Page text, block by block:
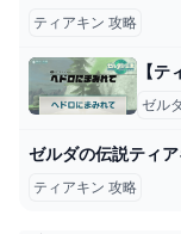
ティアキン 攻略
ゼル
ティアキン 攻略